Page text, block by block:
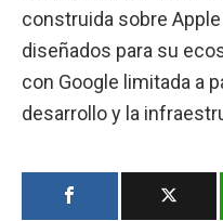
construida sobre
diseñados para su
con Google limitada a
desarrollo y la